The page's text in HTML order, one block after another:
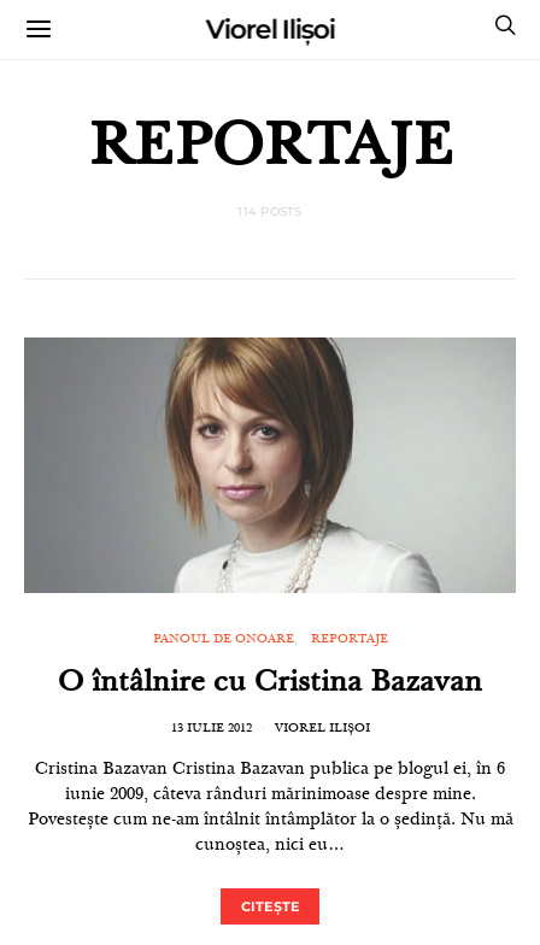
Viorel Ilișoi
REPORTAJE
114 POSTS
PANOUL DE ONOARE REPORTAJE
O întâlnire cu Cristina Bazavan
13 IULIE 2012 VIOREL ILIȘOI
Cristina Bazavan Cristina Bazavan publica pe blogul ei, în 6
iunie 2009, câteva rânduri mărinimoase despre mine.
Povestește cum ne-am întâlnit întâmplător la o ședință. Nu mă
cunoștea, nici eu…
CITEȘTE
CUMPĂRĂ CĂRȚILE MELE CU AUTOGRAF